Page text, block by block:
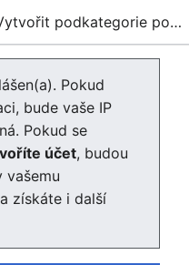
zprávu stále vidíte po
stránku
podkategorie podle zemí
Pokud
bude vaše IP
Pokud se
účet, budou
vašemu
získáte i další